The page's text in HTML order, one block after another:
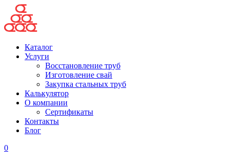
Каталог
Услуги
Восстановление труб
Изготовление свай
Закупка стальных труб
Калькулятор
О компании
Сертификаты
Контакты
Блог
0